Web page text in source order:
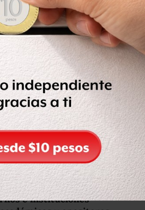
el control de Turquía,
toque de queda y la ley
leído en la televisión estatal
en el gobierno a un “consejo
personas ignoraron el toque
en apoyo a Erdogan,
los tanques en actitud
e instituciones